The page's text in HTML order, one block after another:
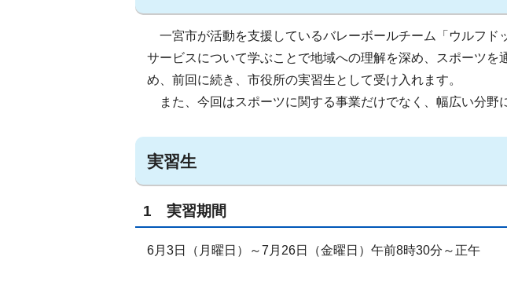
一宮市が活動を支援しているバレーボールチーム「ウルフド
サービスについて学ぶことで地域への理解を深め、スポーツを
め、前回に続き、市役所の実習生として受け入れます。
また、今回はスポーツに関する事業だけでなく、幅広い分野
実習生
1 実習期間
6月3日（月曜日）～7月26日（金曜日）午前8時30分～正午